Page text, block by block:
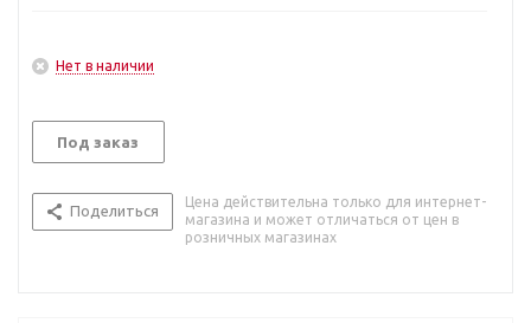
Нет в наличии
Под заказ
Поделиться
Цена действительна только для интернет-
магазина и может отличаться от цен в
розничных магазинах